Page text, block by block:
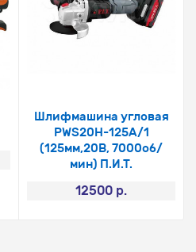
Шлифмашина угловая
РWS20Н-125А/1
(125мм,20В, 7000об/
мин) П.И.Т.
12500 р.